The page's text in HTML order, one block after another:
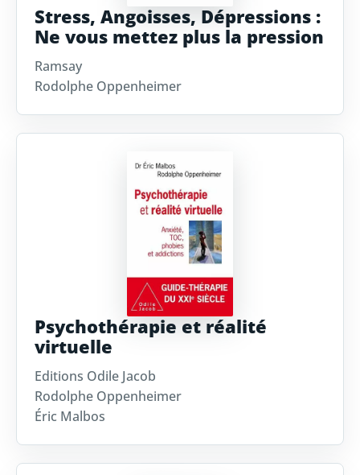
Stress, Angoisses, Dépressions :
Ne vous mettez plus la pression
Ramsay
Rodolphe Oppenheimer
Psychothérapie et réalité
virtuelle
Editions Odile Jacob
Rodolphe Oppenheimer
Éric Malbos